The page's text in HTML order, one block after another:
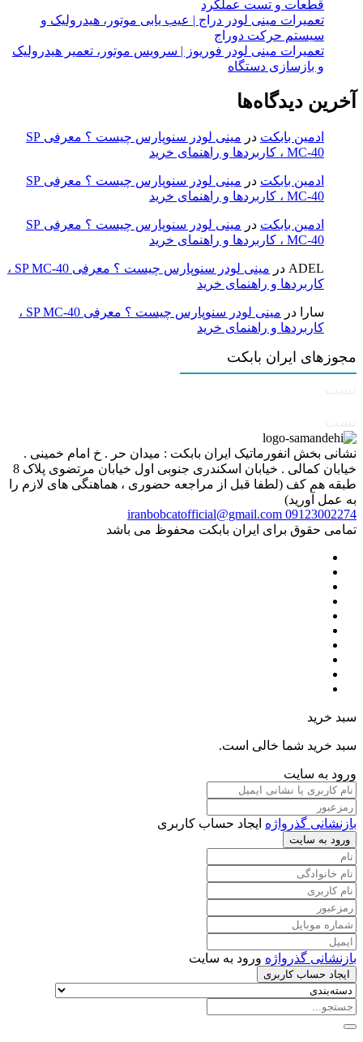
قطعات و تست عملکرد
تعمیرات مینی لودر دراج | عیب یابی موتور، هیدرولیک و
سیستم حرکت دوراج
تعمیرات مینی لودر فوریوز | سرویس موتور، تعمیر هیدرولیک
و بازسازی دستگاه
آخرین دیدگاه‌ها
ادمین بابکت در
مینی لودر سنوپارس چیست ؟ معرفی SP
MC-40 ، کاربردها و راهنمای خرید
ادمین بابکت در
مینی لودر سنوپارس چیست ؟ معرفی SP
MC-40 ، کاربردها و راهنمای خرید
ادمین بابکت در
مینی لودر سنوپارس چیست ؟ معرفی SP
MC-40 ، کاربردها و راهنمای خرید
ADEL در
مینی لودر سنوپارس چیست ؟ معرفی SP MC-40 ،
کاربردها و راهنمای خرید
سارا در
مینی لودر سنوپارس چیست ؟ معرفی SP MC-40 ،
کاربردها و راهنمای خرید
مجوزهای ایران بابکت
نشانی بخش انفورماتیک ایران بابکت : میدان حر . خ امام خمینی .
خیابان کمالی . خیابان اسکندری جنوبی اول خیابان مرتضوی پلاک 8
طبقه هم کف (لطفا قبل از مراجعه حضوری ، هماهنگی های لازم را
به عمل آورید)
09123002274
iranbobcatofficial@gmail.com
تمامی حقوق برای ایران بابکت محفوظ می باشد
سبد خرید
سبد خرید شما خالی است.
ورود به سایت
بازنشانی گذرواژه ایجاد حساب کاربری
ورود به سایت
بازنشانی گذرواژه ورود به سایت
ایجاد حساب کاربری